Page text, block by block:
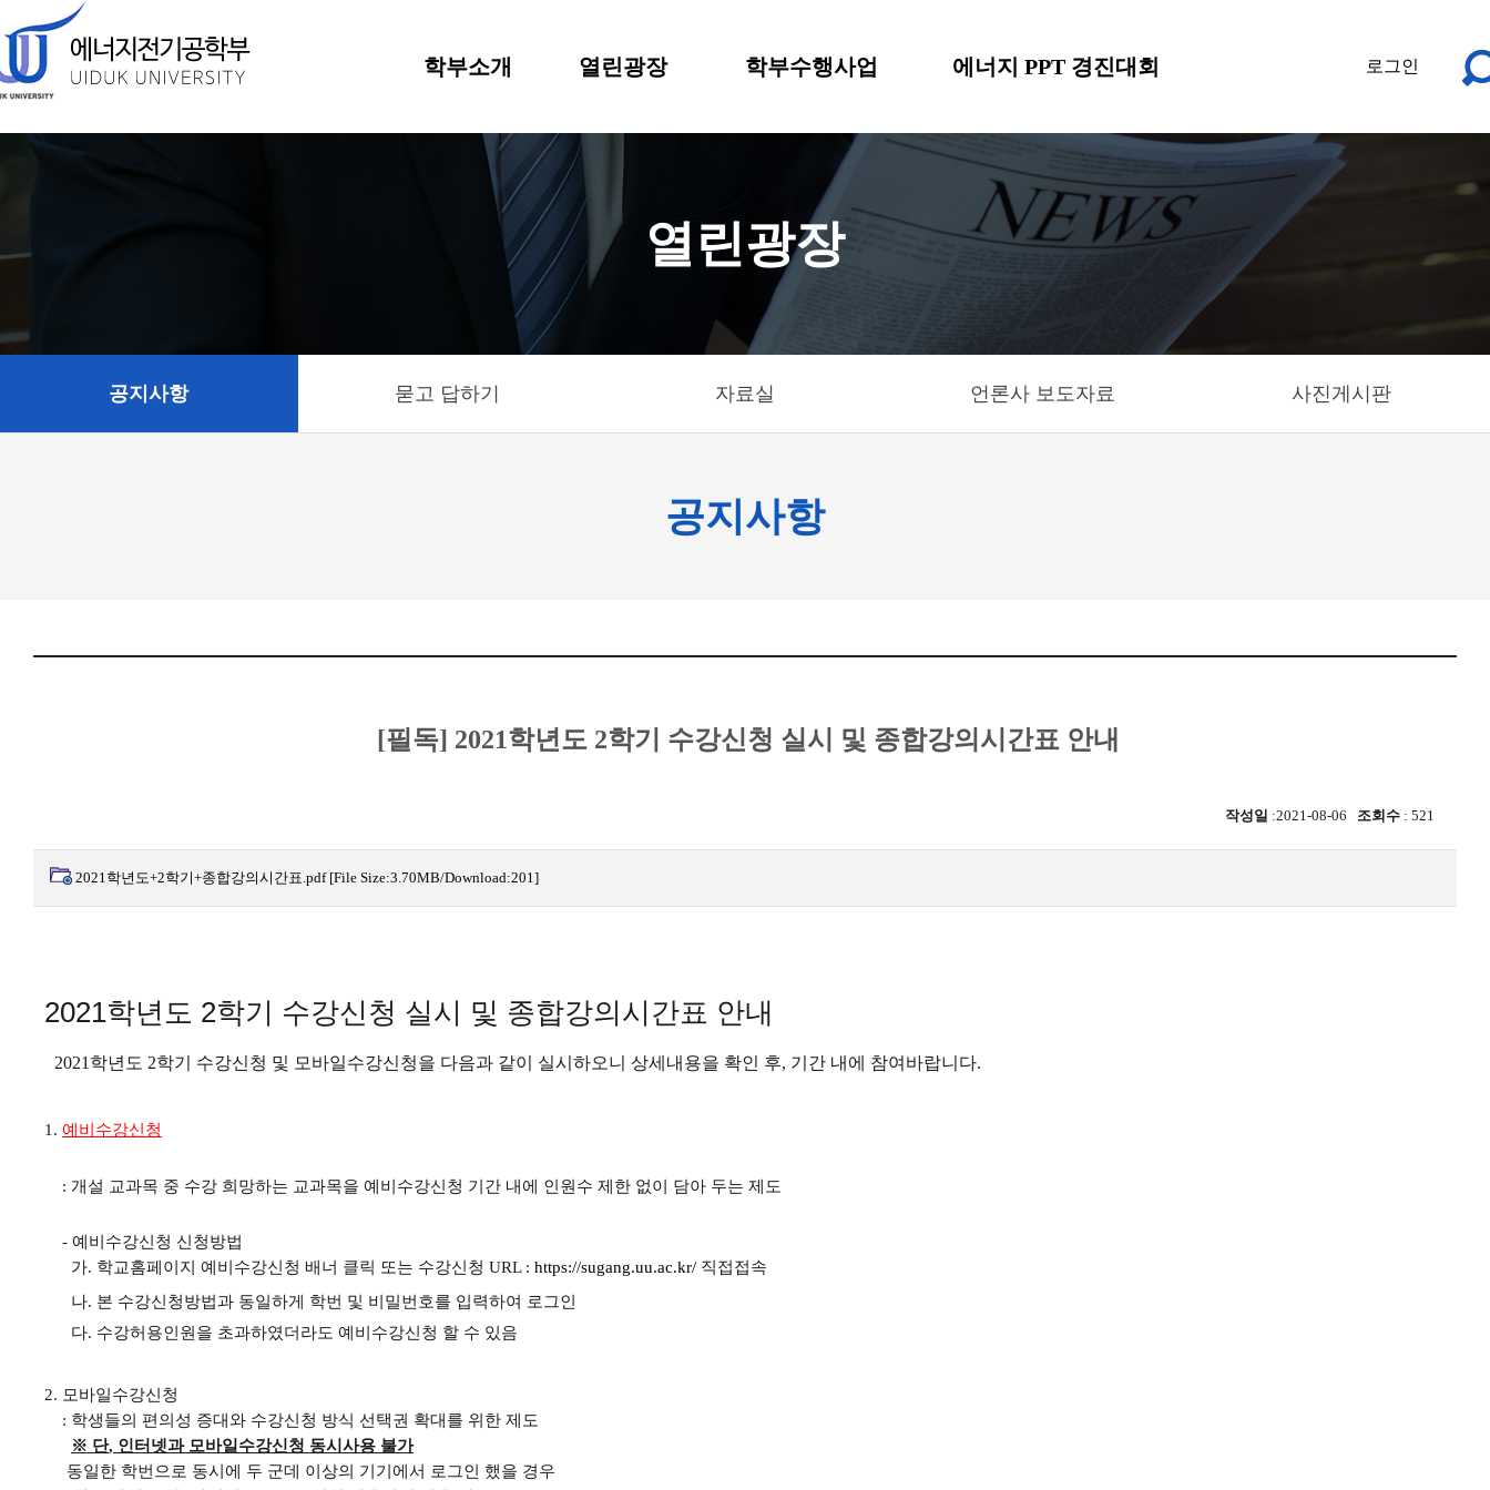
학부소개 열린광장 학부수행사업 에너지 PPT 경진대회 로그인
열린광장
공지사항 묻고 답하기 자료실 언론사 보도자료 사진게시판
공지사항
[필독] 2021학년도 2학기 수강신청 실시 및 종합강의시간표 안내
작성일 :2021-08-06 조회수 : 521
2021학년도+2학기+종합강의시간표.pdf [File Size:3.70MB/Download:201]
2021학년도 2학기 수강신청 실시 및 종합강의시간표 안내
2021 학년도 2학기 수강신청 및 모바일수강신청을 다음과 같이 실시하오니 상세내용을 확인 후, 기간 내에 참여바랍니다.
1. 예비수강신청
: 개설 교과목 중 수강 희망하는 교과목을 예비수강신청 기간 내에 인원수 제한 없이 담아 두는 제도
- 예비수강신청 신청방법
가. 학교홈페이지 예비수강신청 배너 클릭 또는 수강신청 URL : https://sugang.uu.ac.kr/ 직접접속
나. 본 수강신청방법과 동일하게 학번 및 비밀번호를 입력하여 로그인
다. 수강허용인원을 초과하였더라도 예비수강신청 할 수 있음
2. 모바일수강신청
: 학생들의 편의성 증대와 수강신청 방식 선택권 확대를 위한 제도
※ 단, 인터넷과 모바일수강신청 동시사용 불가
동일한 학번으로 동시에 두 군데 이상의 기기에서 로그인 했을 경우